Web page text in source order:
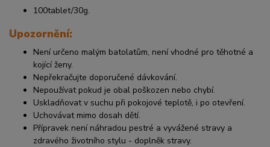
100tablet/30g.
Upozornění:
Není určeno malým batolatům, není vhodné pro těhotné a
kojící ženy.
Nepřekračujte doporučené dávkování.
Nepoužívat pokud je obal poškozen nebo chybí.
Uskladňovat v suchu při pokojové teplotě, i po otevření.
Uchovávat mimo dosah dětí.
Přípravek není náhradou pestré a vyvážené stravy a
zdravého životního stylu - doplněk stravy.